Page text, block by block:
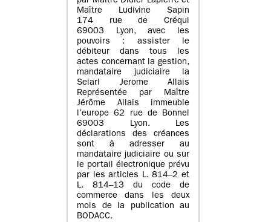
Maître Ludivine Sapin
174 rue de Créqui
69003 Lyon, avec les
pouvoirs : assister le
débiteur dans tous les
actes concernant la gestion,
mandataire judiciaire la
Selarl Jerome Allais
Représentée par Maître
Jérôme Allais immeuble
l’europe 62 rue de Bonnel
69003 Lyon. Les
déclarations des créances
sont à adresser au
mandataire judiciaire ou sur
le portail électronique prévu
par les articles L. 814–2 et
L. 814–13 du code de
commerce dans les deux
mois de la publication au
BODACC.